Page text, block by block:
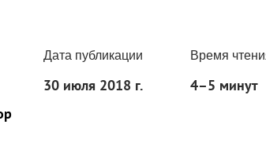
Дата публикации
30 июля 2018 г.
Время
4–5 минут